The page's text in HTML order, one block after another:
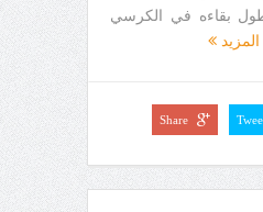
بقاءه في الكرسي
المزيد
Share